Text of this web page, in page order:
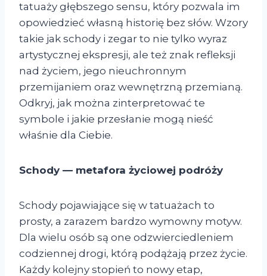
tatuaży głębszego sensu, który pozwala im
opowiedzieć własną historię bez słów. Wzory
takie jak schody i zegar to nie tylko wyraz
artystycznej ekspresji, ale też znak refleksji
nad życiem, jego nieuchronnym
przemijaniem oraz wewnętrzną przemianą.
Odkryj, jak można zinterpretować te
symbole i jakie przesłanie mogą nieść
właśnie dla Ciebie.
Schody — metafora życiowej podróży
Schody pojawiające się w tatuażach to
prosty, a zarazem bardzo wymowny motyw.
Dla wielu osób są one odzwierciedleniem
codziennej drogi, którą podążają przez życie.
Każdy kolejny stopień to nowy etap,